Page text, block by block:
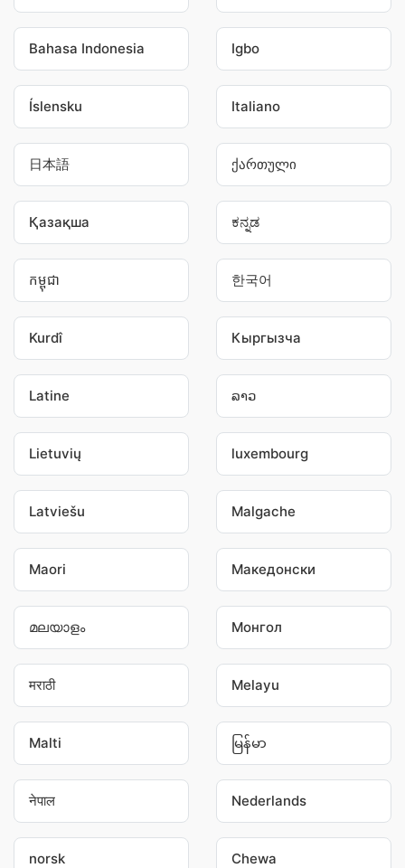
Bahasa Indonesia Igbo
Íslensku Italiano
日本語 ქართული
Қазақша ಕನ್ನಡ
កម្ពុជា 한국어
Kurdî Кыргызча
Latine ລາວ
Lietuvių luxembourg
Latviešu Malgache
Maori Македонски
മലയാളം Монгол
मराठी Melayu
Malti မြန်မာ
नेपाल Nederlands
norsk Chewa